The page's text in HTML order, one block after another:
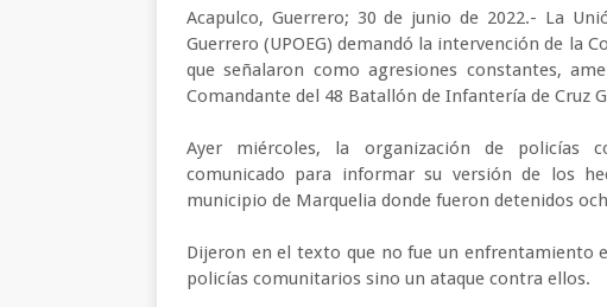
Acapulco, Guerrero; 30 de junio de 2022.- La
Guerrero (UPOEG) demandó la intervención de la
que señalaron como agresiones constantes,
Comandante del 48 Batallón de Infantería de Cruz
Ayer miércoles, la organización de policías
comunicado para informar su versión de los
municipio de Marquelia donde fueron detenidos
Dijeron en el texto que no fue un enfrentamiento
policías comunitarios sino un ataque contra ellos.